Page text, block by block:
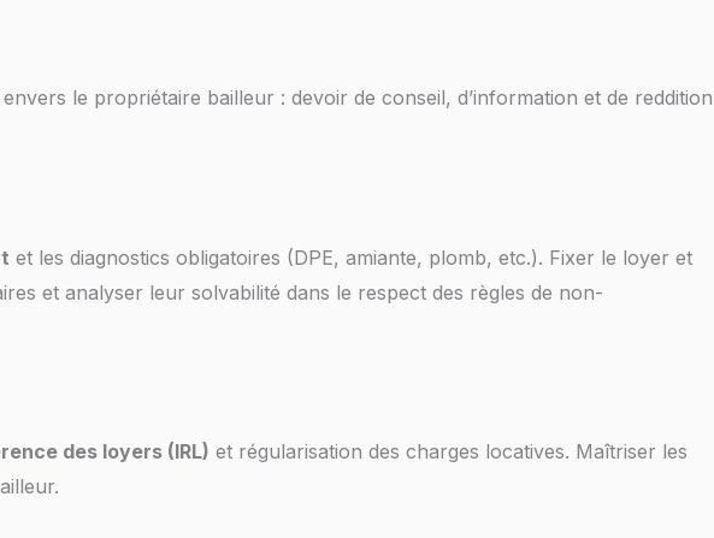
le propriétaire bailleur : devoir de conseil, d’information et de reddition
et les diagnostics obligatoires (DPE, amiante, plomb, etc.). Fixer le loyer et
et analyser leur solvabilité dans le respect des règles de non-
des loyers (IRL) et régularisation des charges locatives. Maîtriser les